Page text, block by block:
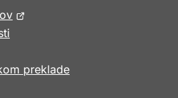
Otvorí
novom
preklade